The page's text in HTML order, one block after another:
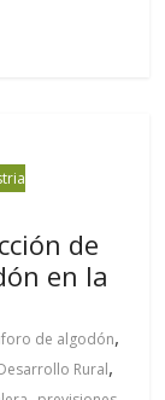
de
en la
de algodón,
Rural,